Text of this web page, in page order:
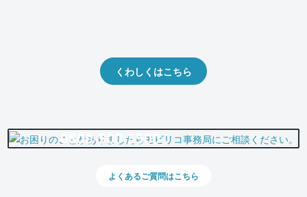
くわしくはこちら
0800-500-5500
よくあるご質問はこちら